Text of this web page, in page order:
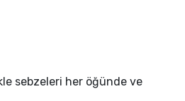
sebzeleri her öğünde ve